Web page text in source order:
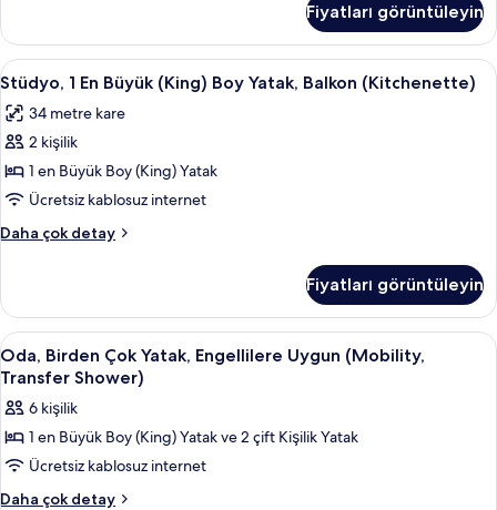
Shower
için
tüm
fotoğrafları
görün
King
Suite
with
in
Shower
daha
fazla
Fiyatları görüntüleyin
Stüdyo,
1
En
Büyük
(King)
Boy
Yatak,
Balkon
için
tüm
fotoğrafları
görün
Kaliteli yatak takımı, kuştüyü
6
Stüdyo, 1 En Büyük (King) Boy Yatak, Balkon (Kitchenette)
34 metre kare
2 kişilik
1 en Büyük Boy (King) Yatak
Ücretsiz kablosuz internet
Daha çok detay
Stüdyo,
(King)
Boy
Yatak,
Balkon
hakkında
daha
detay
Fiyatları görüntüleyin
Oda,
Birden
Çok
Yatak,
Engellilere
Uygun
(Mobility,
Kaliteli yatak takımı, kuştüyü
6
Oda, Birden Çok Yatak, Engellilere Uygun (Mobility,
Transfer Shower)
6 kişilik
1 en Büyük Boy (King) Yatak ve 2 çift Kişilik Yatak
Ücretsiz kablosuz internet
Daha çok detay
Oda,